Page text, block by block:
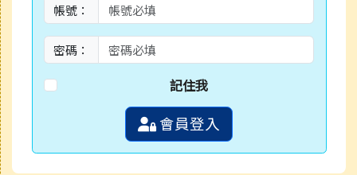
帳號：
密碼：
記住我
會員登入